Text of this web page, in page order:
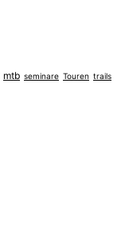
mtb seminare Touren trails